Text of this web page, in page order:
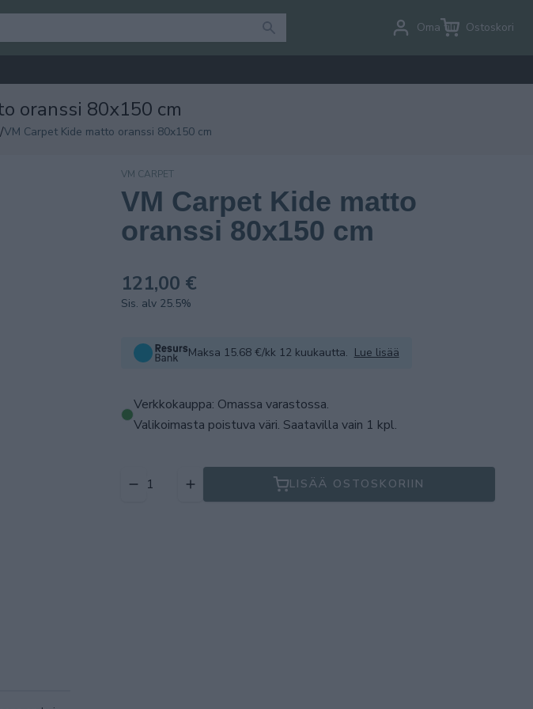
Oma tili Ostoskori
oranssi 80x150 cm
/VM Carpet Kide matto oranssi 80x150 cm
OUTLET
VM CARPET
VM Carpet Kide matto
oranssi 80x150 cm
121,00 €
Sis. alv 25.5%
Maksa 15.68 €/kk 12 kuukautta. Lue lisää
Verkkokauppa: Omassa varastossa.
Valikoimasta poistuva väri. Saatavilla vain 1 kpl.
LISÄÄ OSTOSKORIIN